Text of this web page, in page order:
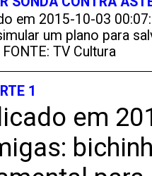
em 2015-10-03
um plano para
TV Cultura
1
em